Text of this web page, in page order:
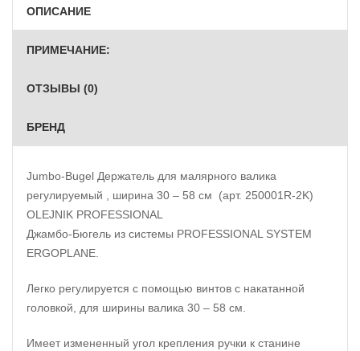
ОПИСАНИЕ
ПРИМЕЧАНИЕ:
ОТЗЫВЫ (0)
БРЕНД
Jumbo-Bugel Держатель для малярного валика
регулируемый , ширина 30 – 58 см (арт. 250001R-2K)
OLEJNIK PROFESSIONAL
Джамбо-Бюгель из системы PROFESSIONAL SYSTEM
ERGOPLANE.
Легко регулируется с помощью винтов с накатанной
головкой, для ширины валика 30 – 58 см.
Имеет измененный угол крепления ручки к станине